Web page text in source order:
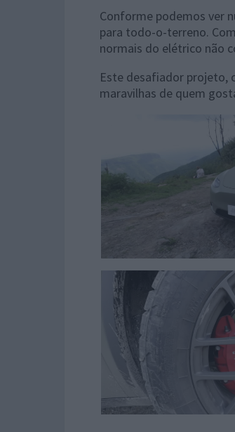
Conforme podemos ver
para todo-o-terreno.
normais do elétrico não
Este desafiador projeto,
maravilhas de quem